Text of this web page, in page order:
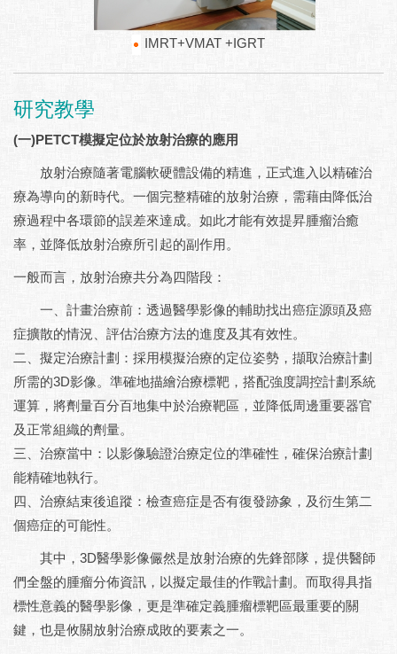
IMRT+VMAT +IGRT
研究教學
(一)PETCT模擬定位於放射治療的應用
放射治療隨著電腦軟硬體設備的精進，正式進入以精確治
療為導向的新時代。一個完整精確的放射治療，需藉由降低治
療過程中各環節的誤差來達成。如此才能有效提昇腫瘤治癒
率，並降低放射治療所引起的副作用。
一般而言，放射治療共分為四階段：
一、計畫治療前：透過醫學影像的輔助找出癌症源頭及癌
症擴散的情況、評估治療方法的進度及其有效性。
二、擬定治療計劃：採用模擬治療的定位姿勢，擷取治療計劃
所需的3D影像。準確地描繪治療標靶，搭配強度調控計劃系統
運算，將劑量百分百地集中於治療靶區，並降低周邊重要器官
及正常組織的劑量。
三、治療當中：以影像驗證治療定位的準確性，確保治療計劃
能精確地執行。
四、治療結束後追蹤：檢查癌症是否有復發跡象，及衍生第二
個癌症的可能性。
其中，3D醫學影像儼然是放射治療的先鋒部隊，提供醫師
們全盤的腫瘤分佈資訊，以擬定最佳的作戰計劃。而取得具指
標性意義的醫學影像，更是準確定義腫瘤標靶區最重要的關
鍵，也是攸關放射治療成敗的要素之一。